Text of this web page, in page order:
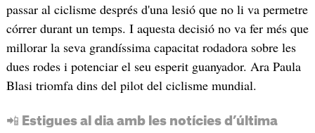
passar al ciclisme després d'una lesió que no li va permetre
córrer durant un temps. I aquesta decisió no va fer més que
millorar la seva grandíssima capacitat rodadora sobre les
dues rodes i potenciar el seu esperit guanyador. Ara Paula
Blasi triomfa dins del pilot del ciclisme mundial.
📲 Estigues al dia amb les notícies d’última